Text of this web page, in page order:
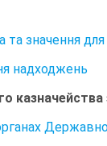
та значення
надходжень